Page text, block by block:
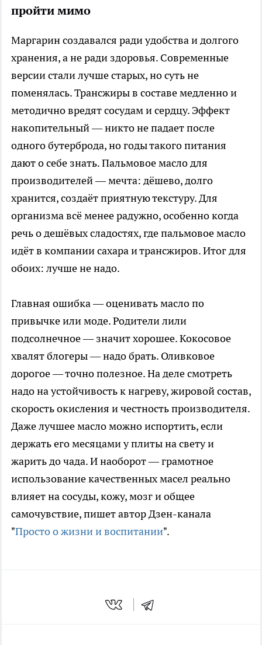
пройти мимо
Маргарин создавался ради удобства и долгого
хранения, а не ради здоровья. Современные
версии стали лучше старых, но суть не
поменялась. Трансжиры в составе медленно и
методично вредят сосудам и сердцу. Эффект
накопительный — никто не падает после
одного бутерброда, но годы такого питания
дают о себе знать. Пальмовое масло для
производителей — мечта: дёшево, долго
хранится, создаёт приятную текстуру. Для
организма всё менее радужно, особенно когда
речь о дешёвых сладостях, где пальмовое масло
идёт в компании сахара и трансжиров. Итог для
обоих: лучше не надо.
Главная ошибка — оценивать масло по
привычке или моде. Родители лили
подсолнечное — значит хорошее. Кокосовое
хвалят блогеры — надо брать. Оливковое
дорогое — точно полезное. На деле смотреть
надо на устойчивость к нагреву, жировой состав,
скорость окисления и честность производителя.
Даже лучшее масло можно испортить, если
держать его месяцами у плиты на свету и
жарить до чада. И наоборот — грамотное
использование качественных масел реально
влияет на сосуды, кожу, мозг и общее
самочувствие, пишет автор Дзен-канала
"Просто о жизни и воспитании".